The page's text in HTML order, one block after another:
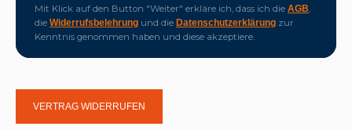
Mit Klick auf den Button "Weiter" erkläre ich, dass ich die AGB
die Widerrufsbelehrung und die Datenschutzerklärung zur
Kenntnis genommen haben und diese akzeptiere.
VERTRAG WIDERRUFEN